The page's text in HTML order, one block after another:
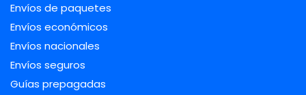
Envíos de paquetes
Envíos económicos
Envíos nacionales
Envíos seguros
Guías prepagadas